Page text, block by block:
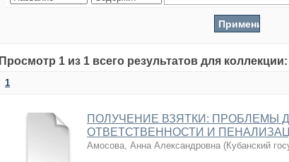
Просмотр 1 из 1 всего результатов для
1
ПОЛУЧЕНИЕ ВЗЯТКИ: ПРОБЛЕМЫ
ОТВЕТСТВЕННОСТИ И
Амосова, Анна Александровна (Кубанский